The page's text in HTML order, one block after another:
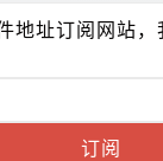
地址订阅网站，
订阅